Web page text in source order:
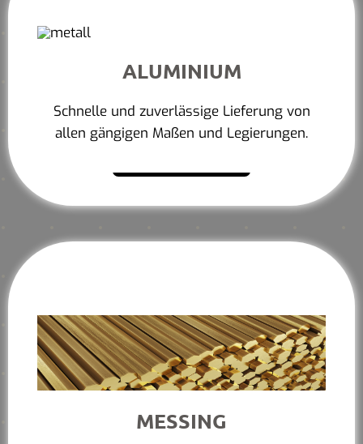
ALUMINIUM
Schnelle und zuverlässige Lieferung von
allen gängigen Maßen und Legierungen.
MESSING